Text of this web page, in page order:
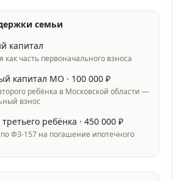
семьи
капитал
как часть первоначального взноса
капитал МО · 100 000 ₽
ребёнка в Московской области —
взнос
ребёнка · 450 000 ₽
по ФЗ-157 на погашение ипотечного